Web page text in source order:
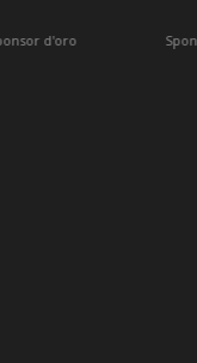
Sponsor d'oro